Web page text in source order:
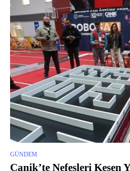
GÜNDEM
Canik’te Nefesleri Kesen